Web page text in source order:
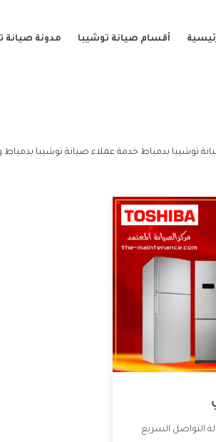
أقسام صيانة توشيبا مدونة صيانة
توشيبا بدمياط خدمة عملاء صيانة توشيبا
التواصل السريع